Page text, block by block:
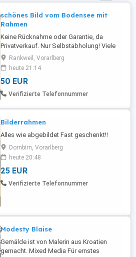
schönes Bild vom Bodensee mit
Rahmen
Keine Rücknahme oder Garantie, da
Privatverkauf. Nur Selbstabholung! Viele
günstige Artikel (Kleidung, Spiele, Bücher)
finden sie noch auf meiner Seite!
Rankweil, Vorarlberg
heute 21:14
50 EUR
Verifizierte Telefonnummer
Bilderrahmen
Alles wie abgebildet Fast geschenkt!!
Dornbirn, Vorarlberg
heute 20:48
25 EUR
Verifizierte Telefonnummer
Modesty Blaise
Gemälde ist von Malerin aus Kroatien
gemacht. Mixed Media Für ernstes